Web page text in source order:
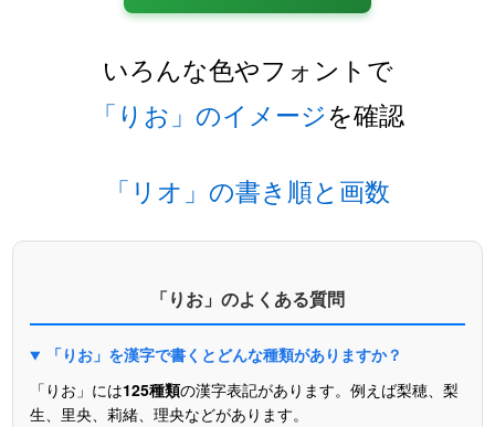
いろんな色やフォントで
「りお」のイメージを確認
「リオ」の書き順と画数
「りお」のよくある質問
「りお」を漢字で書くとどんな種類がありますか？
「りお」には125種類の漢字表記があります。例えば梨穂、梨
生、里央、莉緒、理央などがあります。